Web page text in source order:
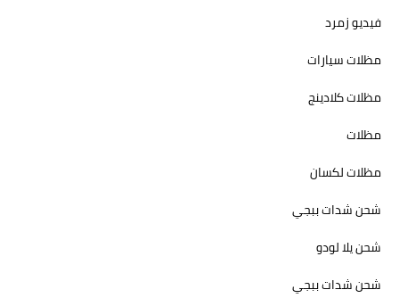
فيديو زمرد
مظلات سيارات
مظلات كلادينج
مظلات
مظلات لكسان
شحن شدات ببجي
شحن يلا لودو
شحن شدات ببجي